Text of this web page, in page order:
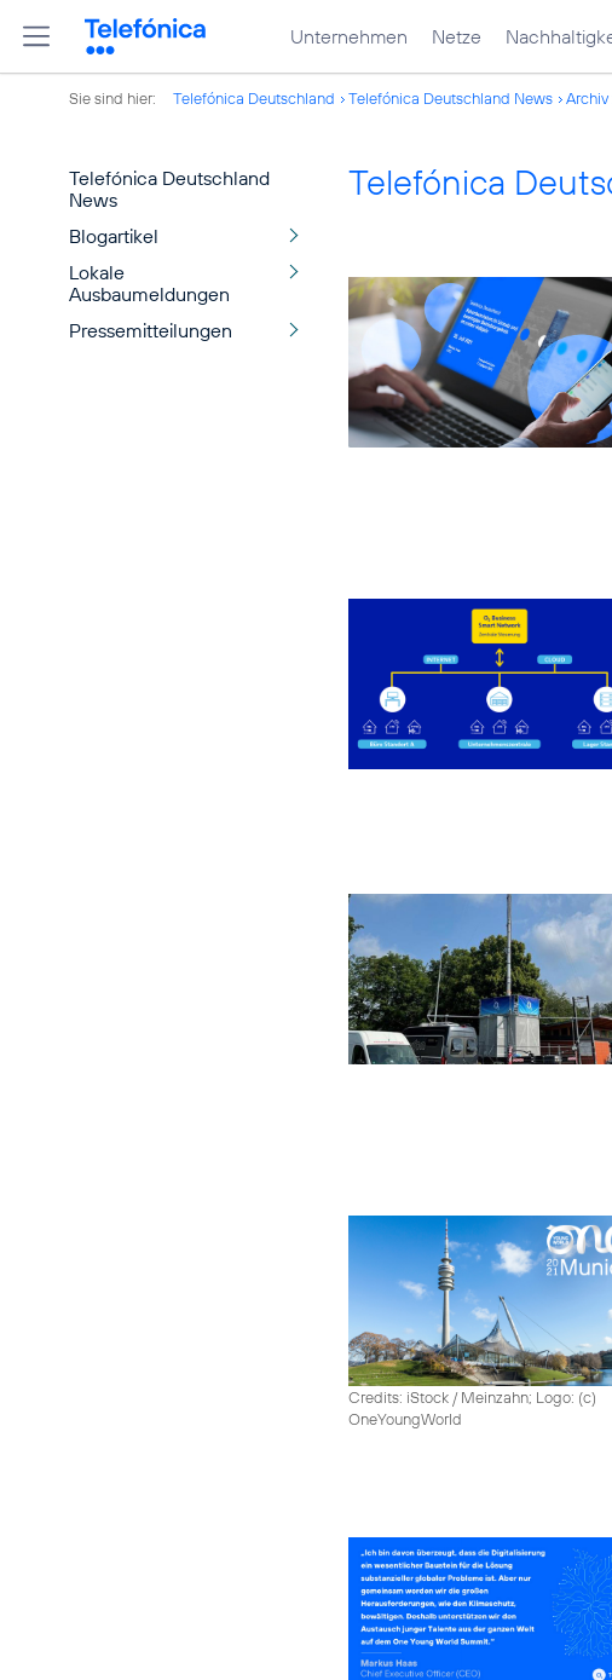
Unternehmen Netze
Sie sind hier: Telefónica Deutschland Telefónica Deutschland News Archiv
Telefónica Deutschland
News
Blogartikel
Lokale
Ausbaumeldungen
Pressemitteilungen
Telefónica
Credits: iStock / Meinzahn; Logo: (c)
OneYoungWorld